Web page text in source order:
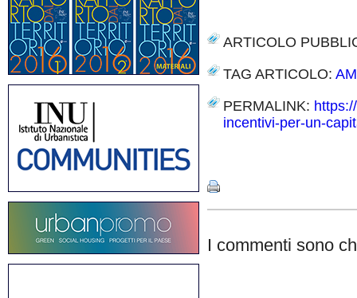
ARTICOLO
TAG ARTICOLO:
PERMALINK:
incentivi-per-un-
I commenti sono